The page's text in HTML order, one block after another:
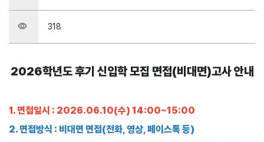
visibility 318
2026학년도 후기 신입학 모집 면접(비대면)고사 안내
1. 면접일시 : 2026.06.10(수) 14:00~15:00
2. 면접방식 : 비대면 면접(전화, 영상, 페이스톡 등)